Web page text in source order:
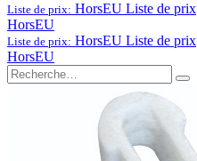
Liste de prix: HorsEU Liste de prix
HorsEU
Liste de prix: HorsEU Liste de prix
HorsEU